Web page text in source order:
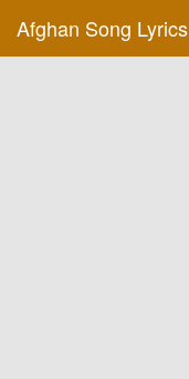
Afghan Song Lyrics